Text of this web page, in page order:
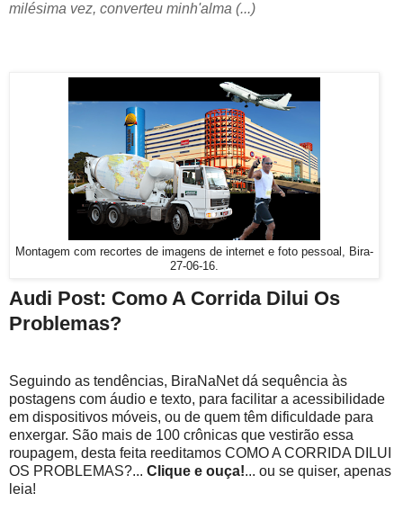
milésima vez, converteu minh'alma (...)
Montagem com recortes de imagens de internet e foto pessoal, Bira-
27-06-16.
Audi Post: Como A Corrida Dilui Os
Problemas?
Seguindo as tendências, BiraNaNet dá sequência às
postagens com áudio e texto, para facilitar a acessibilidade
em dispositivos móveis, ou de quem têm dificuldade para
enxergar. São mais de 100 crônicas que vestirão essa
roupagem, desta feita reeditamos COMO A CORRIDA DILUI
OS PROBLEMAS?... Clique e ouça!... ou se quiser, apenas
leia!